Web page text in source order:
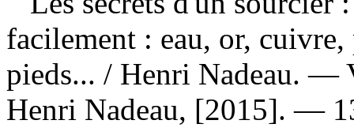
facilement : eau, or,
pieds... / Henri Nadeau. —
Henri Nadeau, [2015]. —